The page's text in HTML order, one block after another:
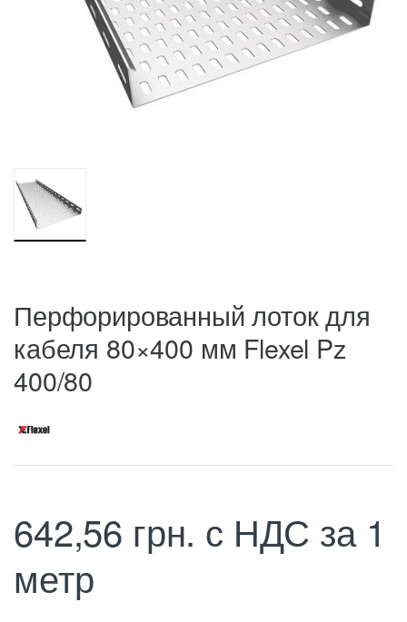
Перфорированный лоток для
кабеля 80×400 мм Flexel Pz
400/80
642,56 грн. с НДС за 1
метр